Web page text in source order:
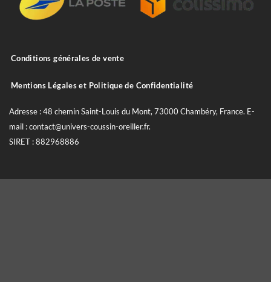
Conditions générales de vente
Mentions Légales et Politique de Confidentialité
Adresse : 48 chemin Saint-Louis du Mont, 73000 Chambéry, France. E-
mail : contact@univers-coussin-oreiller.fr.
SIRET : 882968886